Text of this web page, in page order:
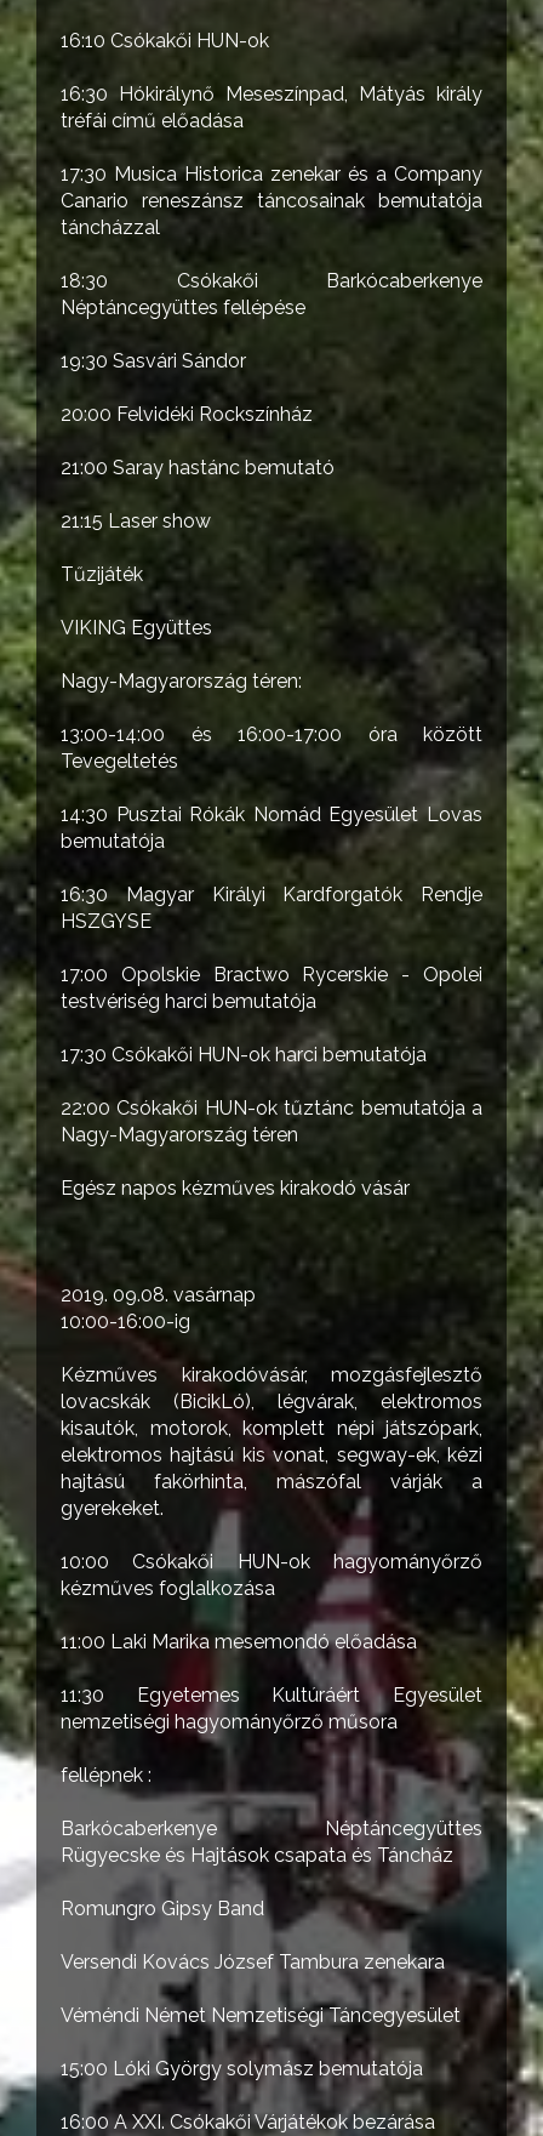
16:10 Csókakői HUN-ok
16:30 Hókirálynő Meseszínpad, Mátyás király
tréfái című előadása
17:30 Musica Historica zenekar és a Company
Canario reneszánsz táncosainak bemutatója
táncházzal
18:30 Csókakői Barkócaberkenye
Néptáncegyüttes fellépése
19:30 Sasvári Sándor
20:00 Felvidéki Rockszínház
21:00 Saray hastánc bemutató
21:15 Laser show
Tűzijáték
VIKING Együttes
Nagy-Magyarország téren:
13:00-14:00 és 16:00-17:00 óra között
Tevegeltetés
14:30 Pusztai Rókák Nomád Egyesület Lovas
bemutatója
16:30 Magyar Királyi Kardforgatók Rendje
HSZGYSE
17:00 Opolskie Bractwo Rycerskie - Opolei
testvériség harci bemutatója
17:30 Csókakői HUN-ok harci bemutatója
22:00 Csókakői HUN-ok tűztánc bemutatója a
Nagy-Magyarország téren
Egész napos kézműves kirakodó vásár
2019. 09.08. vasárnap
10:00-16:00-ig
Kézműves kirakodóvásár, mozgásfejlesztő
lovacskák (BicikLó), légvárak, elektromos
kisautók, motorok, komplett népi játszópark,
elektromos hajtású kis vonat, segway-ek, kézi
hajtású fakörhinta, mászófal várják a
gyerekeket.
10:00 Csókakői HUN-ok hagyományőrző
kézműves foglalkozása
11:00 Laki Marika mesemondó előadása
11:30 Egyetemes Kultúráért Egyesület
nemzetiségi hagyományőrző műsora
fellépnek :
Barkócaberkenye Néptáncegyüttes
Rügyecske és Hajtások csapata és Táncház
Romungro Gipsy Band
Versendi Kovács József Tambura zenekara
Véméndi Német Nemzetiségi Táncegyesület
15:00 Lóki György solymász bemutatója
16:00 A XXI. Csókakői Várjátékok bezárása